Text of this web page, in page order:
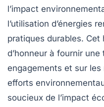
l’impact
l’utilisation d’énergies
pratiques durables.
d’honneur à fournir une
engagements et sur les
efforts
soucieux de l’impact